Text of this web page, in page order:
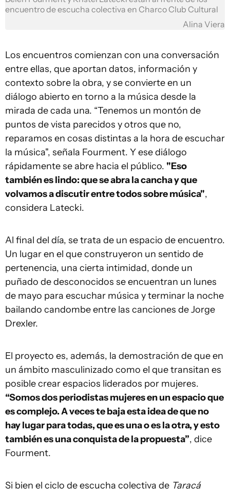
encuentro de escucha colectiva en Charco Club Cultural
Alina Viera
Los encuentros comienzan con una conversación
entre ellas, que aportan datos, información y
contexto sobre la obra, y se convierte en un
diálogo abierto en torno a la música desde la
mirada de cada una. “Tenemos un montón de
puntos de vista parecidos y otros que no,
reparamos en cosas distintas a la hora de escuchar
la música", señala Fourment. Y ese diálogo
rápidamente se abre hacia el público. "Eso
también es lindo: que se abra la cancha y que
volvamos a discutir entre todos sobre música",
considera Latecki.
Al final del día, se trata de un espacio de encuentro.
Un lugar en el que construyeron un sentido de
pertenencia, una cierta intimidad, donde un
puñado de desconocidos se encuentran un lunes
de mayo para escuchar música y terminar la noche
bailando candombe entre las canciones de Jorge
Drexler.
El proyecto es, además, la demostración de que en
un ámbito masculinizado como el que transitan es
posible crear espacios liderados por mujeres.
“Somos dos periodistas mujeres en un espacio que
es complejo. A veces te baja esta idea de que no
hay lugar para todas, que es una o es la otra, y esto
también es una conquista de la propuesta”, dice
Fourment.
Si bien el ciclo de escucha colectiva de Taracá